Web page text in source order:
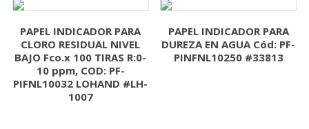
PAPEL INDICADOR PARA
CLORO RESIDUAL NIVEL
BAJO Fco.x 100 TIRAS R:0-
10 ppm, COD: PF-
PIFNL10032 LOHAND #LH-
1007
PAPEL INDICADOR PARA
DUREZA EN AGUA Cód: PF-
PINFNL10250 #33813